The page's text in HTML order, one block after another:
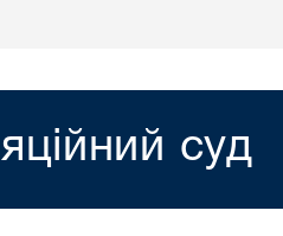
суд